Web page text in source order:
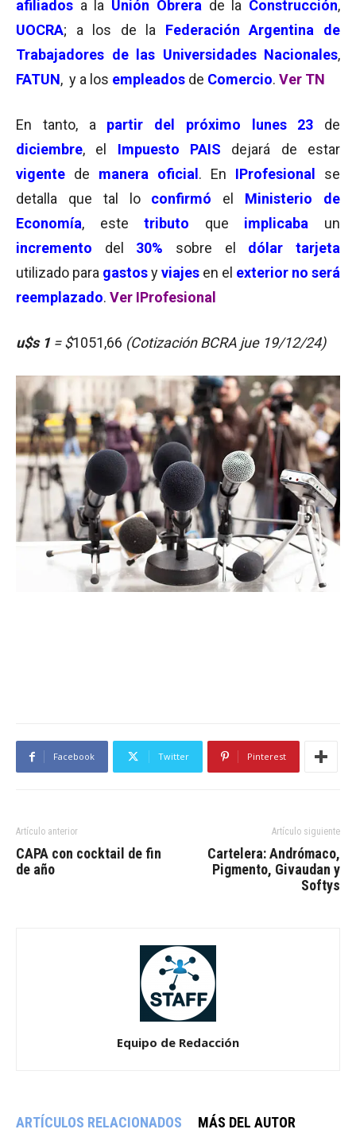
afiliados a la Unión Obrera de la Construcción,
UOCRA; a los de la Federación Argentina de
Trabajadores de las Universidades Nacionales,
FATUN, y a los empleados de Comercio. Ver TN
En tanto, a partir del próximo lunes23
de
diciembre, el Impuesto PAIS dejará de estar
vigente de manera oficial . En IProfesional
se
detalla que tal lo confirmó el Ministerio de
Economía, estetributo que implicaba
un
incremento
del 30% sobre el dólar tarjeta
utilizado para gastosyviajes en el exterior no será
reemplazado. Ver IProfesional
u$s 1= $1051,66 (Cotización BCRA jue 19/12/24)
Facebook Twitter Pinterest
Artículo anterior
CAPA con cocktail de fin
de año
Artículo siguiente
Cartelera: Andrómaco,
Pigmento, Givaudan y
Softys
Equipo de Redacción
ARTÍCULOS RELACIONADOS MÁS DEL AUTOR